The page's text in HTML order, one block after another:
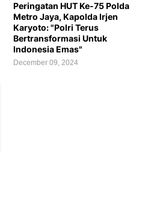
Peringatan HUT Ke-75 Polda
Metro Jaya, Kapolda Irjen
Karyoto: "Polri Terus
Bertransformasi Untuk
Indonesia Emas"
December 09, 2024